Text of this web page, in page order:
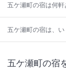
五ケ瀬町の宿は何軒
五ケ瀬町の宿は、
五ケ瀬町の宿